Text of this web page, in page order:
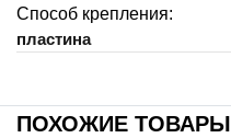
Способ крепления:
пластина
ПОХОЖИЕ ТОВАРЫ